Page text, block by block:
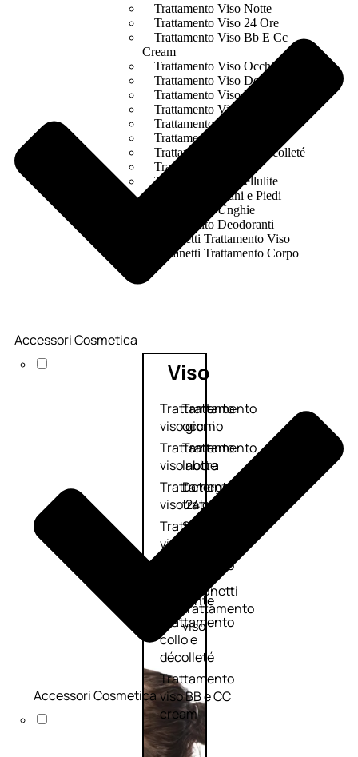
Trattamento Viso Notte
Trattamento Viso 24 Ore
Trattamento Viso Bb E Cc
Cream
Trattamento Viso Occhi
Trattamento Viso Detergenza
Trattamento Viso Maschere
Trattamento Viso Idratante
Trattamento Viso Labbra
Trattamento Viso Sieri
Trattamento Collo e Decolleté
Trattamento Corpo
Trattamento Anticellulite
Trattamento Mani e Piedi
Trattamento Unghie
Trattamento Deodoranti
Cofanetti Trattamento Viso
Cofanetti Trattamento Corpo
Viso
Trattamento
viso giorno
Trattamento
viso notte
Trattamento
viso 24 ore
Trattamento
viso antietà
Trattamento
idratante
Trattamento
collo e
décolleté
Trattamento
viso BB e CC
cream
Trattamento
occhi
Trattamento
labbra
Detergenti
trattanti
Scrub
Cofanetti
trattamento
viso
Accessori Cosmetica
Accessori Cosmetica